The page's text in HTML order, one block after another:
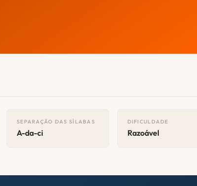
SEPARAÇÃO DAS SÍLABAS
A-da-ci
DIFICULDADE
Razoável